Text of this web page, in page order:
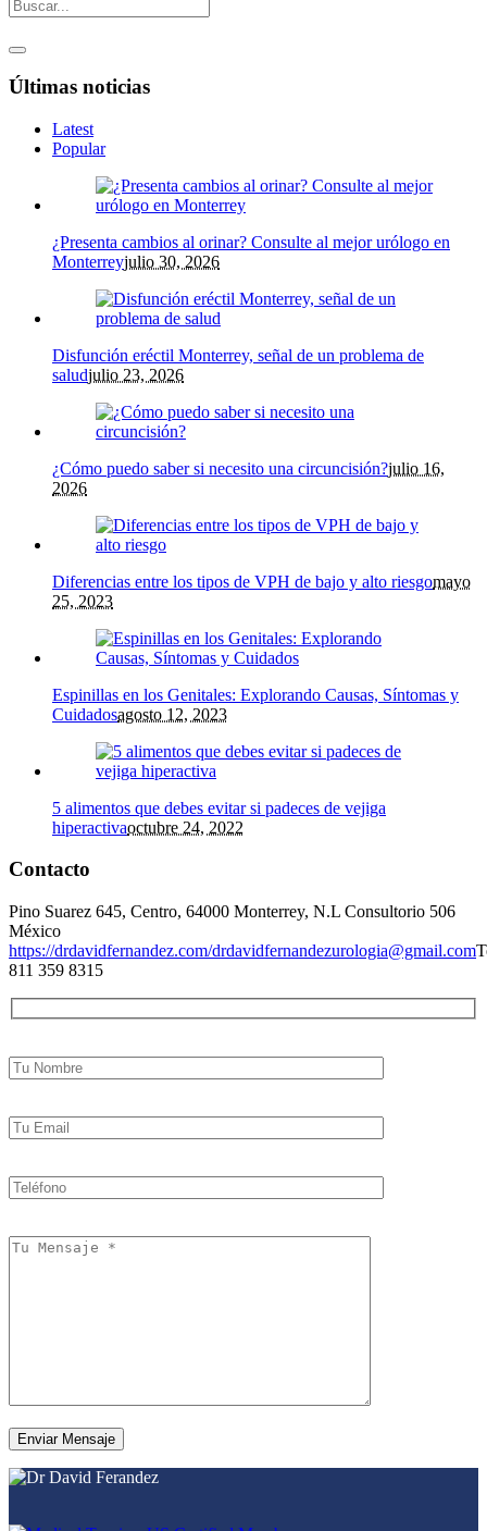
Últimas noticias
Latest
Popular
¿Presenta cambios al orinar? Consulte al mejor urólogo en
Monterreyjulio 30, 2026
Disfunción eréctil Monterrey, señal de un problema de
saludjulio 23, 2026
¿Cómo puedo saber si necesito una circuncisión?julio 16,
2026
Diferencias entre los tipos de VPH de bajo y alto riesgomayo
25, 2023
Espinillas en los Genitales: Explorando Causas, Síntomas y
Cuidadosagosto 12, 2023
5 alimentos que debes evitar si padeces de vejiga
hiperactivaoctubre 24, 2022
Contacto
Pino Suarez 645, Centro, 64000 Monterrey, N.L Consultorio 506
México
https://drdavidfernandez.com/drdavidfernandezurologia@gmail.com
811 359 8315